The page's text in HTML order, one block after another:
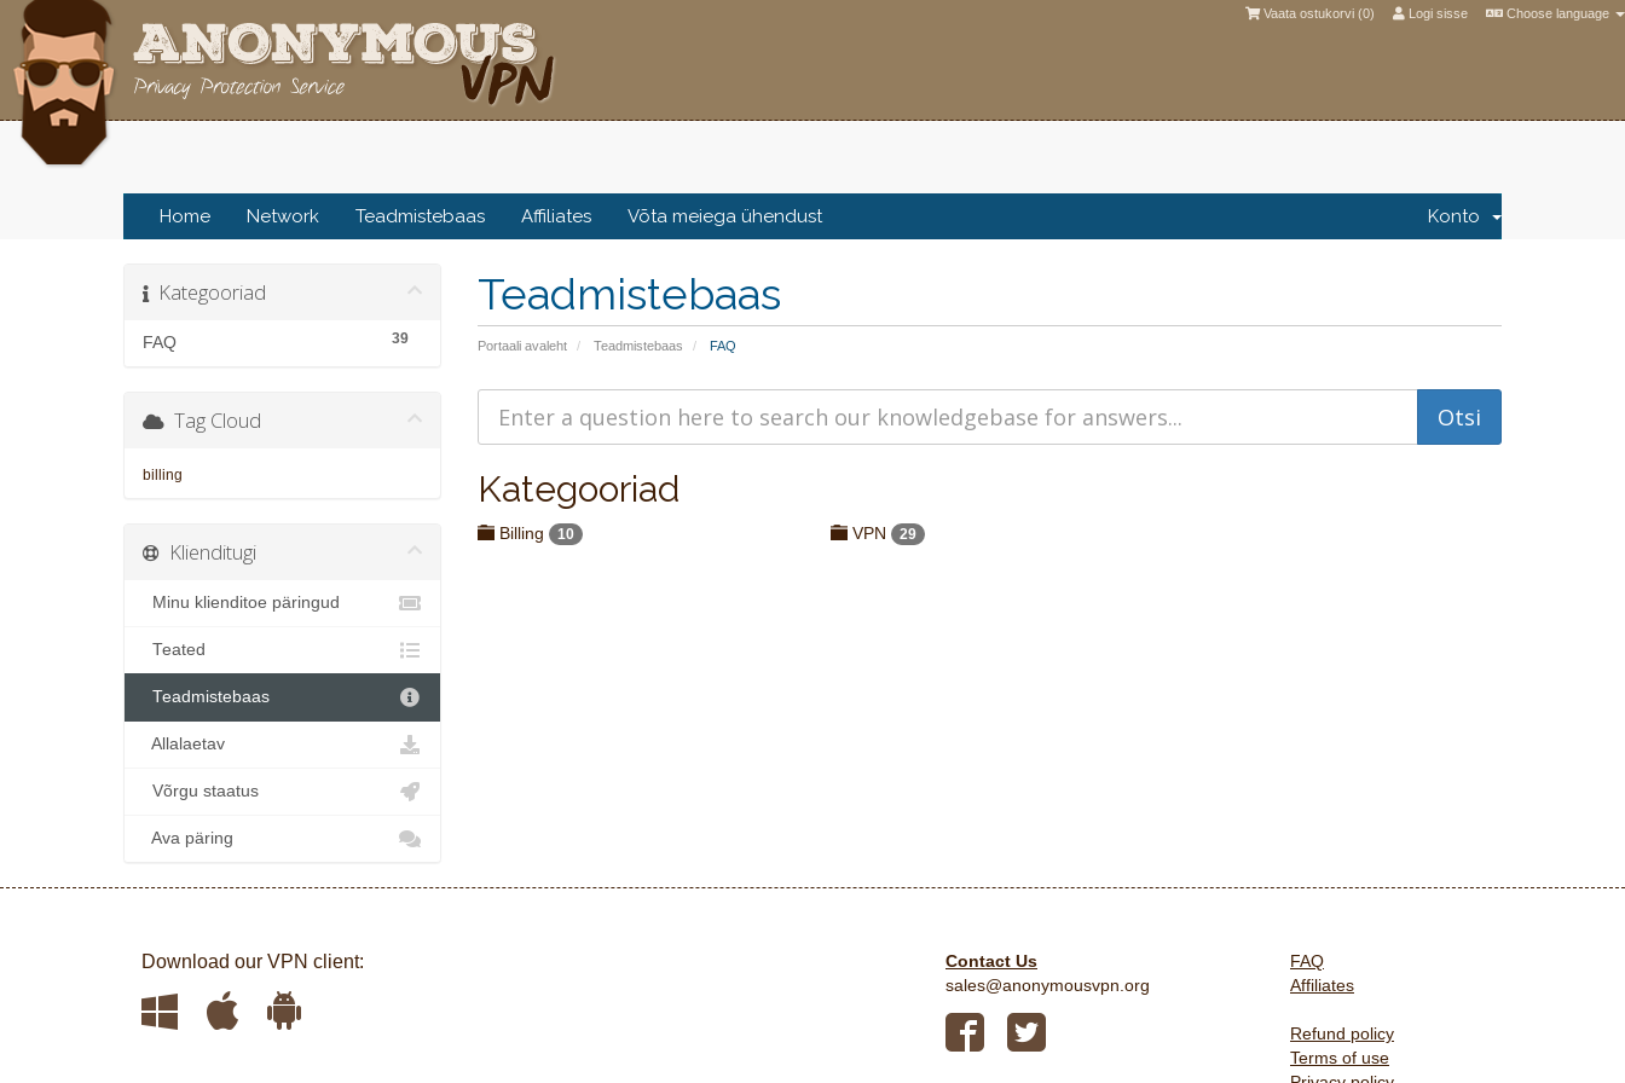
Choose language
Logi sisse
Vaata ostukorvi (0)
Home Network Teadmistebaas Affiliates Võta meiega ühendust Konto
Teadmistebaas
Portaali avaleht Teadmistebaas FAQ
Kategooriad
39
FAQ
Kategooriad
Billing 10 VPN 29
Tag Cloud
billing
Klienditugi
Minu klienditoe päringud
Teated
Teadmistebaas
Allalaetav
Võrgu staatus
Ava päring
Download our VPN client:
Contact Us
sales@anonymousvpn.org
FAQ
Affiliates
Refund policy
Terms of use